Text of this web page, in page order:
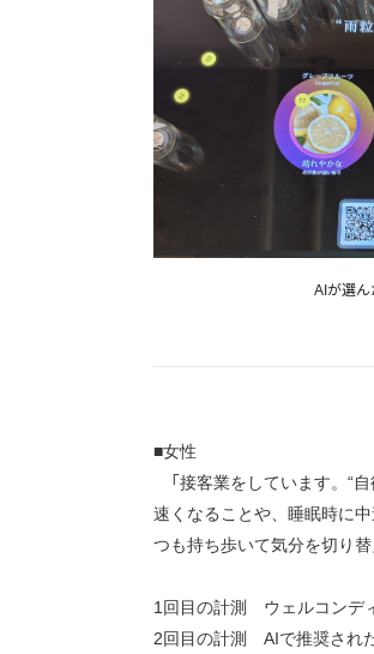
AIが選
■女性
「接客業をしています。“
速くなることや、睡眠時に
つも持ち歩いて気分を切り
1回目の計測 ウェルコン
2回目の計測 AIで推奨され